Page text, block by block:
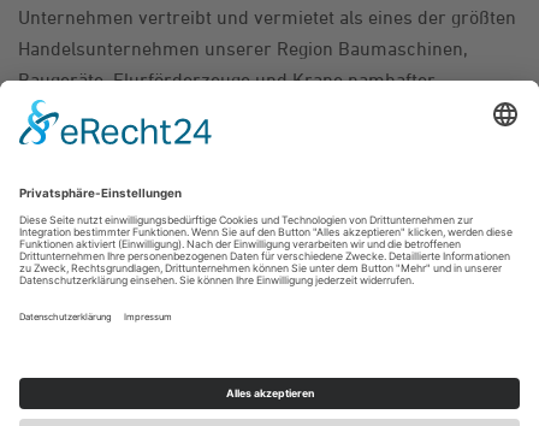
Unternehmen vertreibt und vermietet als eines der größten
Handelsunternehmen unserer Region Baumaschinen,
Baugeräte, Flurförderzeuge und Krane namhafter
Hersteller. Jeder Standort verfügt darüber hinaus über ein
gut sortiertes Baugeräte-Center: Hier findet der
Privatkunde alles, was das Herz begehrt. Ein umfassendes
Dienstleistungs-, Service- und Schulungsspektrum rundet
das Angebot ab. Wichtige Erfolgsfaktoren sind unter
gepaart mit einem hohen Qualitätsanspruch. Hoch-, Tief-,
ODENWÄLDER Gruppe ist für ihre Kunden da, mit